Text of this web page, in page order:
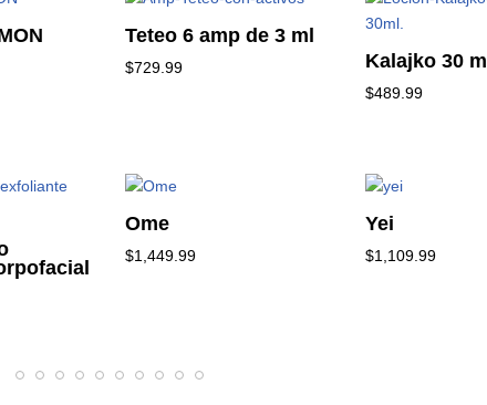
Teteo 6 amp de 3 ml
$729.99 Kalajko 30 ml
$489.99
Ome
$1,449.99
Yei
$1,109.99